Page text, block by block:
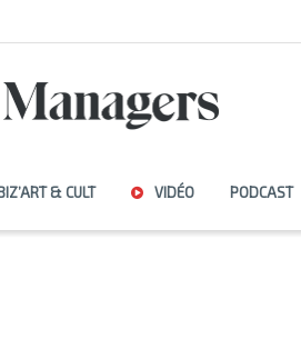
BIZ’ART & CULT VIDÉO PODCAST